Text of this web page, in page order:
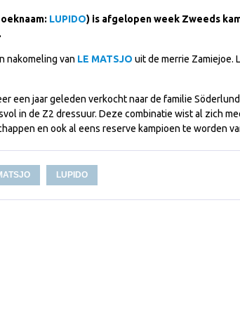
LUPIDO) is afgelopen week Zweeds
nakomeling van LE MATSJO uit de merrie Zamiejoe.
een jaar geleden verkocht naar de familie
in de Z2 dressuur. Deze combinatie wist al zich
en ook al eens reserve kampioen te worden
LUPIDO